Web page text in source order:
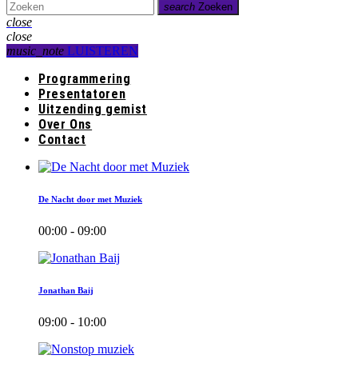
search Zoeken
close
close
music_note LUISTEREN
Programmering
Presentatoren
Uitzending gemist
Over Ons
Contact
De Nacht door met Muziek
00:00 - 09:00
Jonathan Baij
09:00 - 10:00